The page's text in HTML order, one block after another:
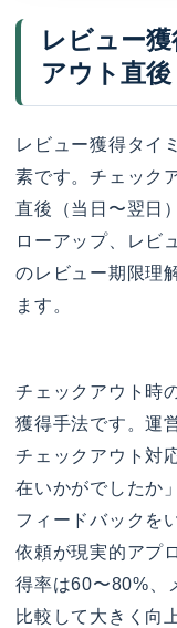
レビュー
アウト直後
レビュー獲得タイ
素です。チェック
直後（当日〜翌日
ローアップ、レビ
のレビュー期限理
ます。
チェックアウト時
獲得手法です。運
チェックアウト対
在いかがでしたか
フィードバックを
依頼が現実的アプ
得率は60〜80%、
比較して大きく向